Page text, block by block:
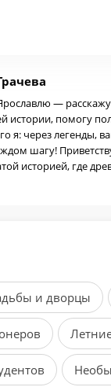
—
истории, помогу
я: через легенды,
шагу!
историей, где
и дворцы